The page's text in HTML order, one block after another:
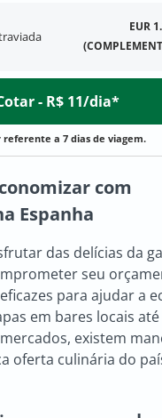
EUR
- R$ 11/dia*
referente a 7 dias de viagem.
com
Espanha
das delícias da
seu
para ajudar a
em bares locais
existem
oferta culinária do